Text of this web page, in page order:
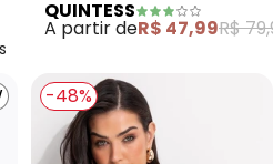
Plano
QUINTESS
A partir deR$ 47,99R$
-48%